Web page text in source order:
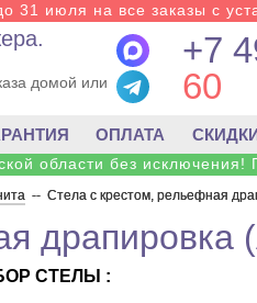
31 июля на все заказы с
домой или
+7
60
ОПЛАТА
области без исключения!
-- Стела с крестом, рельефная
драпировка
СТЕЛЫ :